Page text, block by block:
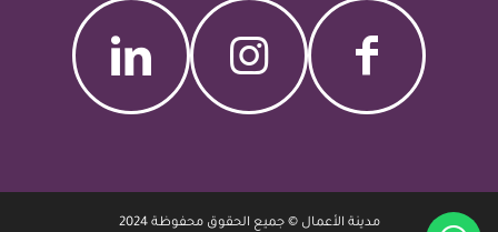
مدينة الأعمال © جميع الحقوق محفوظة 2024